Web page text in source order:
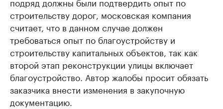
строительству дорог, московская компания
считает, что в данном случае должен
требоваться опыт по благоустройству и
строительству капитальных объектов, так как
второй этап реконструкции улицы включает
благоустройство. Автор жалобы просит обязать
заказчика внести изменения в закупочную
документацию.